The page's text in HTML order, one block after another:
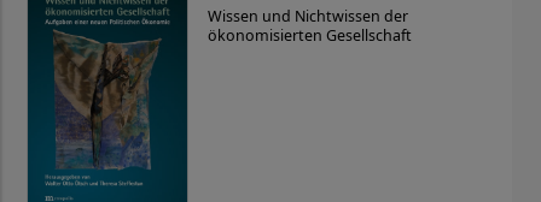
Wissen und Nichtwissen der
ökonomisierten Gesellschaft